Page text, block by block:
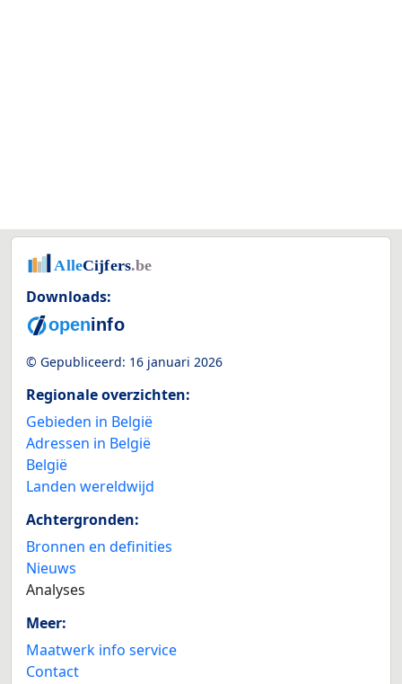
Downloads:
© Gepubliceerd: 16 januari 2026
Regionale overzichten:
Gebieden in België
Adressen in België
België
Landen wereldwijd
Achtergronden:
Bronnen en definities
Nieuws
Analyses
Meer:
Maatwerk info service
Contact